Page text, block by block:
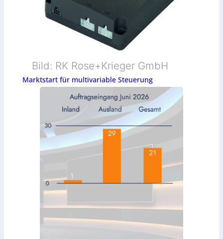
Bild: RK Rose+Krieger GmbH
Marktstart für multivariable Steuerung